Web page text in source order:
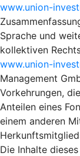
www.union-
Sprache und
kollektiven
www.union-
Management
Vorkehrungen,
Anteilen eines
einem anderen
Die Inhalte